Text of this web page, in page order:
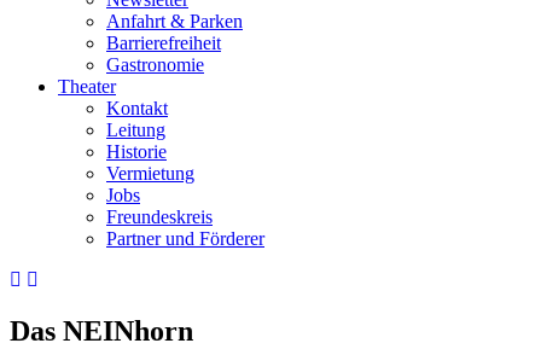
Anfahrt & Parken
Barrierefreiheit
Gastronomie
Theater
Kontakt
Leitung
Historie
Vermietung
Jobs
Freundeskreis
Partner und Förderer
Das NEINhorn